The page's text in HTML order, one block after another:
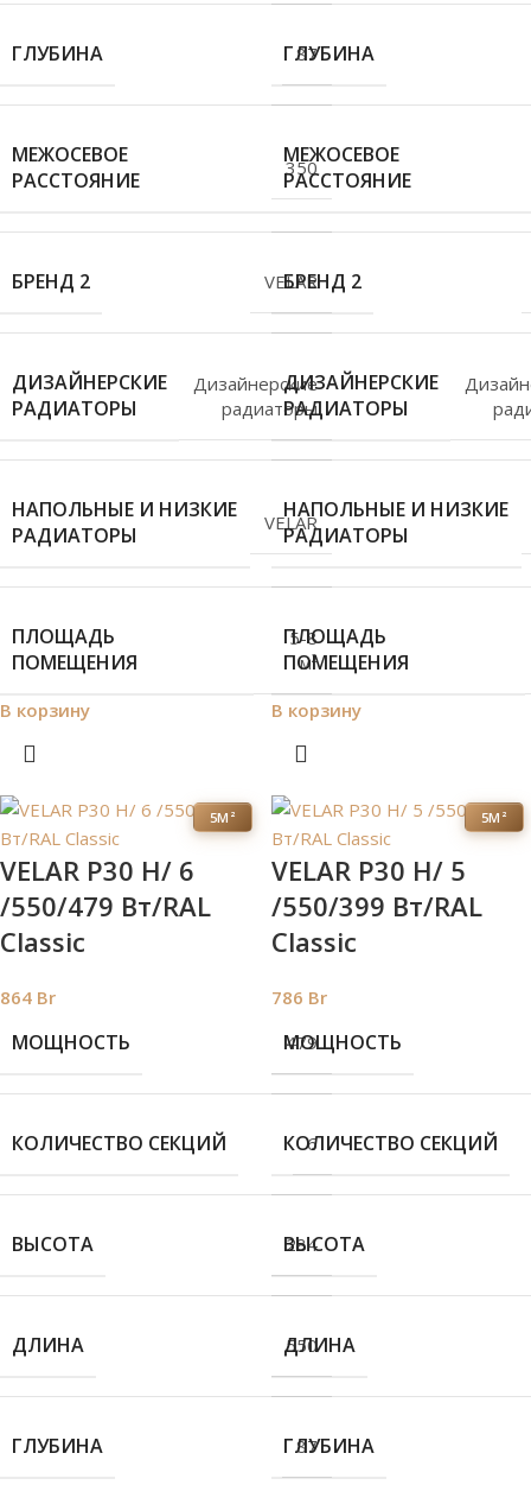
ГЛУБИНА 87
МЕЖОСЕВОЕ
РАССТОЯНИЕ
350
БРЕНД 2 VELAR
ДИЗАЙНЕРСКИЕ
РАДИАТОРЫ
Дизайнерские
радиаторы
НАПОЛЬНЫЕ И НИЗКИЕ
РАДИАТОРЫ
VELAR
ПЛОЩАДЬ
ПОМЕЩЕНИЯ
5-8
м²
В корзину
ГЛУБИНА
МЕЖОСЕВОЕ
РАССТОЯНИЕ
БРЕНД 2
ДИЗАЙНЕРСКИЕ
РАДИАТОРЫ
НАПОЛЬНЫЕ И НИЗКИЕ
РАДИАТОРЫ
ПЛОЩАДЬ
ПОМЕЩЕНИЯ
В корзину
5М²
VELAR P30 H/ 6
/550/479 Вт/RAL
Classic
864 Br
МОЩНОСТЬ 479
КОЛИЧЕСТВО СЕКЦИЙ 6
ВЫСОТА 284
ДЛИНА 550
ГЛУБИНА 87
5М²
VELAR P30 H/ 5
/550/399 Вт/RAL
Classic
786 Br
МОЩНОСТЬ
КОЛИЧЕСТВО СЕКЦИЙ
ВЫСОТА
ДЛИНА
ГЛУБИНА